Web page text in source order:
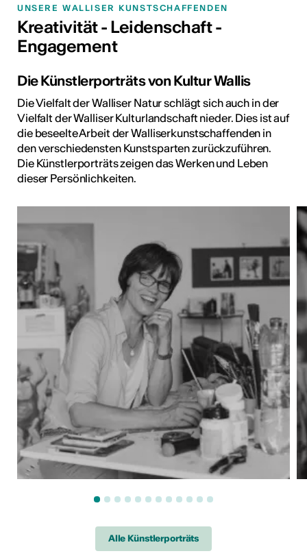
UNSERE WALLISER KUNSTSCHAFFENDEN
Kreativität - Leidenschaft -
Engagement
Die Künstlerporträts von Kultur Wallis
Die Vielfalt der Walliser Natur schlägt sich auch in der
Vielfalt der Walliser Kulturlandschaft nieder. Dies ist auf
die beseelte Arbeit der Walliserkunstschaffenden in
den verschiedensten Kunstsparten zurückzuführen.
Die Künstlerporträts zeigen das Werken und Leben
dieser Persönlichkeiten.
Alle Künstlerporträts